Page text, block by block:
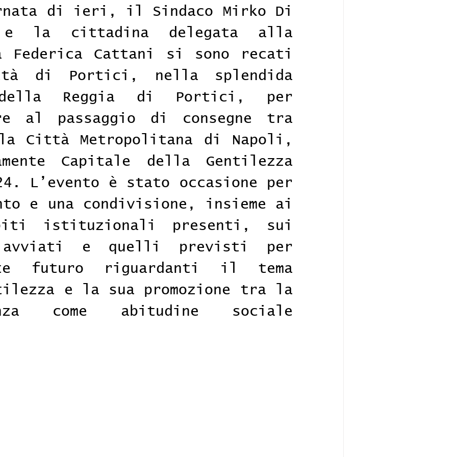
di ieri, il Sindaco Mirko Di
e la cittadina delegata alla
Federica Cattani si sono recati
di Portici, nella splendida
Reggia di Portici, per
al passaggio di consegne tra
Città Metropolitana di Napoli,
Capitale della Gentilezza
L’evento è stato occasione per
e una condivisione, insieme ai
istituzionali presenti, sui
avviati e quelli previsti per
futuro riguardanti il tema
e la sua promozione tra la
come abitudine sociale